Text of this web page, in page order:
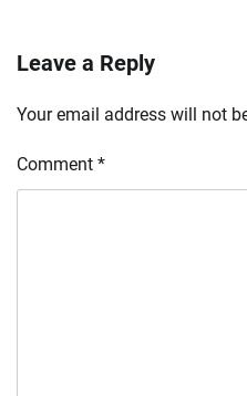
Leave a Reply
Your email address will not
Comment *